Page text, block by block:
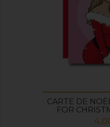
CARTE DE
FOR
Prix